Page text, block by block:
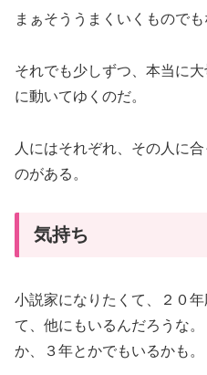
まぁそううまくいくものでも
それでも少しずつ、本当に
に動いてゆくのだ。
人にはそれぞれ、その人に
のがある。
気持ち
小説家になりたくて、２０
て、他にもいるんだろうな
か、３年とかでもいるかも。